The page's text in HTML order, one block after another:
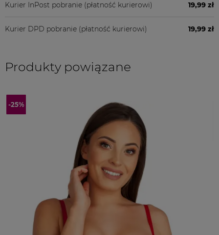
Kurier InPost pobranie (płatność kurierowi) 19,99 zł
Kurier DPD pobranie (płatność kurierowi) 19,99 zł
Produkty powiązane